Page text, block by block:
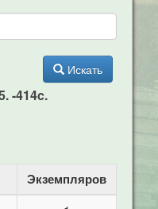
Искать
-414c.
Экземпляров